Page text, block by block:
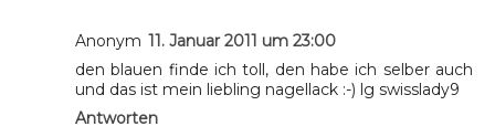
Anonym 11. Januar 2011 um 23:00
den blauen finde ich toll, den habe ich selber auch
und das ist mein liebling nagellack :-) lg swisslady9
Antworten